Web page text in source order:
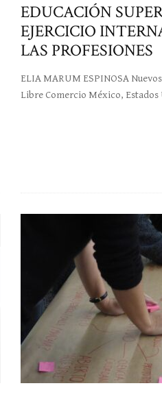
EDUCACIÓN
EJERCICIO
LAS PROFESIONES
ELIA MARUM ESPINOSA
Libre Comercio México, Estados